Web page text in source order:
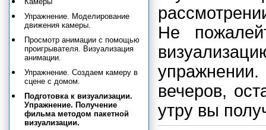
Не
вечеров,
утру вы
Упражнение. Моделирование
движения камеры.
Просмотр анимации с помощью
проигрывателя. Визуализация
анимации.
Упражнение. Создаем камеру в
сцене с домом.
Подготовка к визуализации.
Упражнение. Получение
фильма методом пакетной
визуализации.